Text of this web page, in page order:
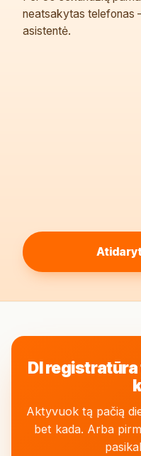
neatsakytas telefonas
asistentė.
DI
Aktyvuok tą pačią
bet kada. Arba